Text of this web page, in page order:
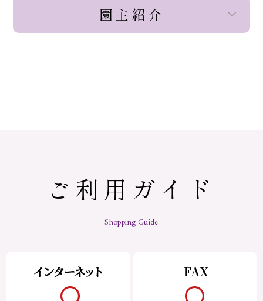
園主紹介
ご利用ガイド
Shopping Guide